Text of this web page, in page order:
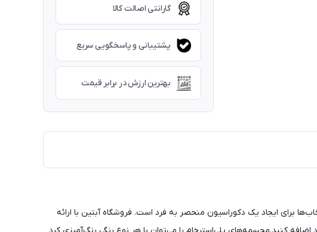
گارانتی اصالت کالا
پشتیبانی و پاسخگویی سریع
بهترین ارزش در برابر قیمت
برای ایجاد یک دکوراسیون منحصر به فرد است. فروشگاه آبتین با ارائه